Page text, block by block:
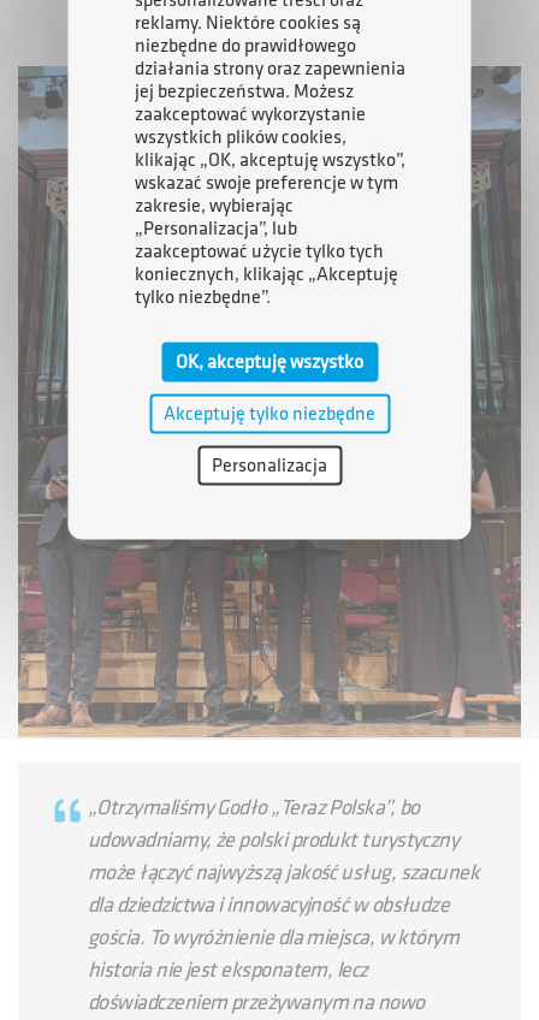
„Otrzymaliśmy Godło „Teraz Polska”, bo
udowadniamy, że polski produkt turystyczny
może łączyć najwyższą jakość usług, szacunek
dla dziedzictwa i innowacyjność w obsłudze
gościa. To wyróżnienie dla miejsca, w którym
historia nie jest eksponatem, lecz
doświadczeniem przeżywanym na nowo
reklamy. Niektóre cookies są
niezbędne do prawidłowego
działania strony oraz zapewnienia
jej bezpieczeństwa. Możesz
zaakceptować wykorzystanie
wszystkich plików cookies,
klikając „OK, akceptuję wszystko”,
wskazać swoje preferencje w tym
zakresie, wybierając
„Personalizacja”, lub
zaakceptować użycie tylko tych
koniecznych, klikając „Akceptuję
tylko niezbędne”.
OK, akceptuję wszystko
Akceptuję tylko niezbędne
Personalizacja